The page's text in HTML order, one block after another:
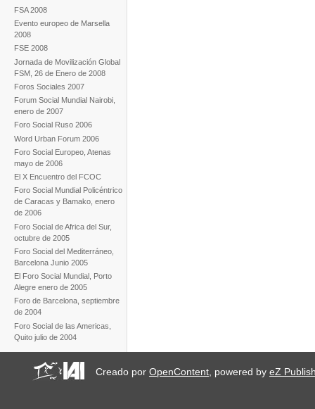
FSA 2008
Evento europeo de Marsella
2008
FSE 2008
Jornada de Movilización Global
FSM, 26 de Enero de 2008
Foros Sociales 2007
Forum Social Mundial Nairobi,
enero de 2007
Foro Social Ruso 2006
Word Urban Forum 2006
Foro Social Europeo, Atenas
mayo de 2006
El X Encuentro del FCOC
Foro Social Mundial Policéntrico
de Caracas y Bamako, enero
de 2006
Foro Social de Africa del Sur,
octubre de 2005
Foro Social del Mediterráneo,
Barcelona Junio 2005
El Foro Social Mundial, Porto
Alegre enero de 2005
Foro de Barcelona, septiembre
de 2004
Foro Social de las Americas,
Quito julio de 2004
Creado porOpenContent , powered byeZ